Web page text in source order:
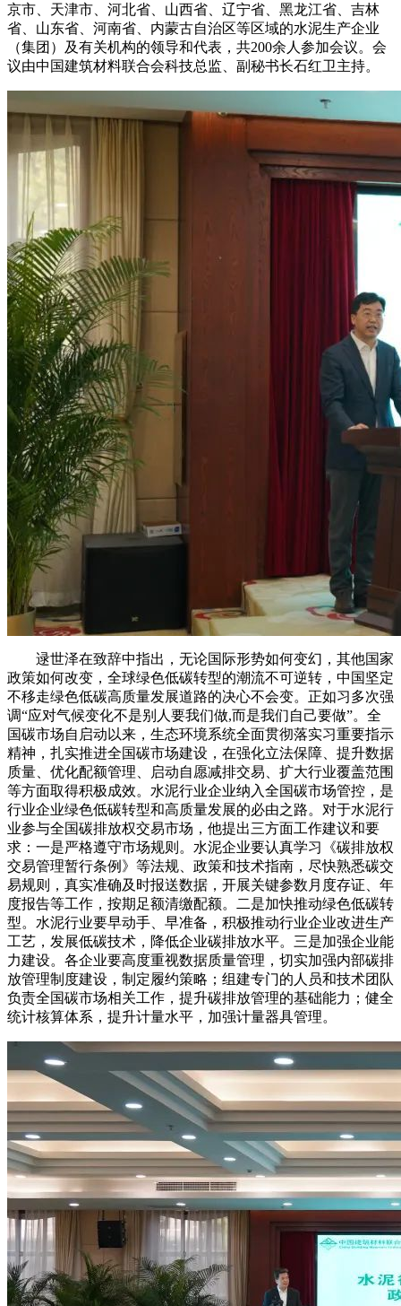
京市、天津市、河北省、山西省、辽宁省、黑龙江省、吉林
省、山东省、河南省、内蒙古自治区等区域的水泥生产企业
（集团）及有关机构的领导和代表，共200余人参加会议。会
议由中国建筑材料联合会科技总监、副秘书长石红卫主持。
逯世泽在致辞中指出，无论国际形势如何变幻，其他国家
政策如何改变，全球绿色低碳转型的潮流不可逆转，中国坚定
不移走绿色低碳高质量发展道路的决心不会变。正如习多次强
调“应对气候变化不是别人要我们做,而是我们自己要做”。全
国碳市场自启动以来，生态环境系统全面贯彻落实习重要指示
精神，扎实推进全国碳市场建设，在强化立法保障、提升数据
质量、优化配额管理、启动自愿减排交易、扩大行业覆盖范围
等方面取得积极成效。水泥行业企业纳入全国碳市场管控，是
行业企业绿色低碳转型和高质量发展的必由之路。对于水泥行
业参与全国碳排放权交易市场，他提出三方面工作建议和要
求：一是严格遵守市场规则。水泥企业要认真学习《碳排放权
交易管理暂行条例》等法规、政策和技术指南，尽快熟悉碳交
易规则，真实准确及时报送数据，开展关键参数月度存证、年
度报告等工作，按期足额清缴配额。二是加快推动绿色低碳转
型。水泥行业要早动手、早准备，积极推动行业企业改进生产
工艺，发展低碳技术，降低企业碳排放水平。三是加强企业能
力建设。各企业要高度重视数据质量管理，切实加强内部碳排
放管理制度建设，制定履约策略；组建专门的人员和技术团队
负责全国碳市场相关工作，提升碳排放管理的基础能力；健全
统计核算体系，提升计量水平，加强计量器具管理。